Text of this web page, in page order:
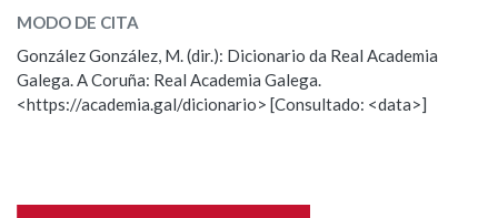
BUSCAR NO CONTIDO
Nas definicións
Observación
Nome
MODO DE CITA
González González, M. (dir.): Dicionario da Real Academia
Galega. A Coruña: Real Academia Galega.
<https://academia.gal/dicionario> [Consultado: <data>]